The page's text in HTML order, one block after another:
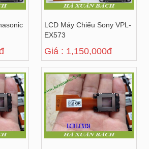
LCD Máy Chiếu Sony VPL-
EX573
Giá : 1,150,000đ